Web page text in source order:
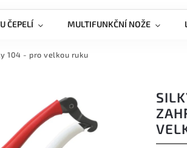
ČEPELÍ MULTIFUNKČNÍ NOŽE
104 - pro velkou ruku